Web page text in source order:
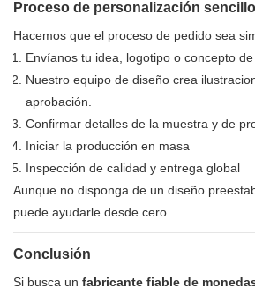
Proceso de personalización sencillo
Hacemos que el proceso de pedido sea
Envíanos tu idea, logotipo o concepto
Nuestro equipo de diseño crea
aprobación.
Confirmar detalles de la muestra y de
Iniciar la producción en masa
Inspección de calidad y entrega global
Aunque no disponga de un diseño
puede ayudarle desde cero.
Conclusión
Si busca un fabricante fiable de